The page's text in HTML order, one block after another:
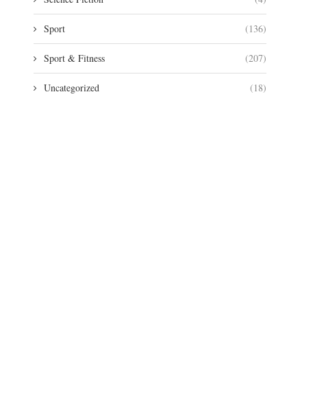
Sport (136)
Sport & Fitness (207)
Uncategorized (18)